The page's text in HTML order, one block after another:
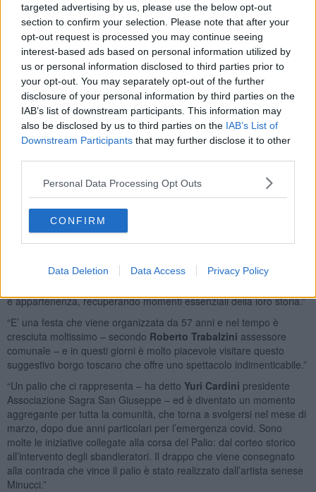
targeted advertising by us, please use the below opt-out
section to confirm your selection. Please note that after your
opt-out request is processed you may continue seeing
interest-based ads based on personal information utilized by
us or personal information disclosed to third parties prior to
your opt-out. You may separately opt-out of the further
disclosure of your personal information by third parties on the
IAB’s list of downstream participants. This information may
also be disclosed by us to third parties on the IAB’s List of
Downstream Participants that may further disclose it to other
Personal Data Processing Opt Outs
CONFIRM
Data Deletion Data Access Privacy Policy
Tamburini, a cui prendono parte le giovani promesse del Gruppo
Sbandieratori e Tamburini di Torrita di Siena, Terziere Porta
Fiorentina e Rione Cassero di Castiglion Fiorentino, Bandierai degli
Uffizi di Firenze.
Domenica 19 la giornatasi apre con l'ingresso del corteo di
ciascuna Contrada in piazza Matteotti e la Santa Messa nella
Chiesa dei Santi Martino e Costanzo. Piazza Matteotti si anima con
esibizioni degli Sbandieratori e dei Tamburini delle
Contrade, prima che il lungo corteo storico inizi la sfilata per le vie
del borgo fino ad arrivare al Gioco del Pallone.Il 66° Palio dei
patrocinio del Comune di Torrita di Siena e della Regione Toscana.
“Il Palio dei Somari di Torrita di Siena è una delle tracce della
nostra cultura materiale – ha detto
Commissione Cultura – ed è legato profondamente alla storia del
nostro territorio, i somari erano animali contigui e vicini alla vita
di festa con un corteo storico molto bello; è importante che i territori
e appartenenza, recuperando momenti essenziali della loro storia.”
“E’ una festa che viene organizzata da 57 anni e nel tempo è
cresciuta moltissimo – secondo Roberto Trabalzini assessore
comunale – e in questi giorni è molto piacevole visitare questo
suggestivo borgo toscano che offre uno spettacolo indimenticabile.”
“Un palio che ci rappresenta – ha detto Yuri Cardini presidente
Associazione Sagra San Giuseppe – ed è diventato un momento
aggregante per tutta la comunità, che torna a svolgersi nel mese di
marzo, dopo due anni particolari per l’emergenza covid. Sono
molte le iniziative collegate alla corsa del Palio: dal corteo storico
all’intervento degli sbandieratori. Il drappo che viene consegnato
alla contrada che vince il palio è stato realizzato dall’artista senese
Minucci.”